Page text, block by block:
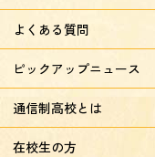
よくある質問
ピックアップニュース
通信制高校とは
在校生の方